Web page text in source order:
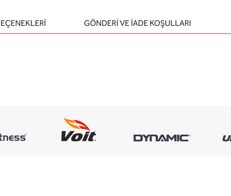
GÖNDERİ VE İADE KOŞULLARI